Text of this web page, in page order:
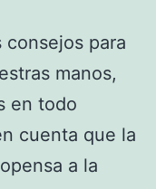
consejos para
manos,
en todo
cuenta que la
a la